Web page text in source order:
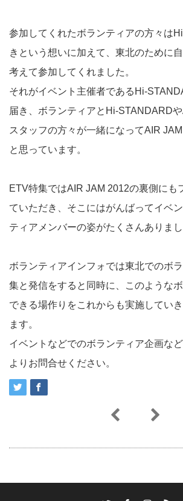
参加してくれたボランティアの方々は
きという想いに加えて、東北のために
考えて参加してくれました。
それがイベント主催者であるHi-
届き、ボランティアとHi-STANDARD
スタッフの方々が一緒になってAIR
と思っています。
ETV特集ではAIR JAM 2012の裏側にも
ていただき、そこにはがんばってイベ
ティアメンバーの姿がたくさんありまし
ボランティアインフォでは東北でのボ
集と発信をすると同時に、このような
できる場作りをこれからも実施してい
ます。
イベントなどでのボランティア企画な
よりお問合せください。
InstagramRSS